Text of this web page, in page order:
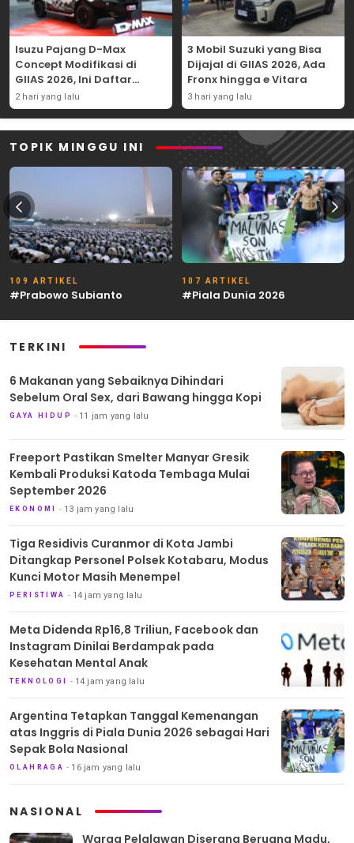
Isuzu Pajang D-Max
Concept Modifikasi di
GIIAS 2026, Ini Daftar
Ubahannya
2 hari yang lalu
3 Mobil Suzuki yang Bisa
Dijajal di GIIAS 2026, Ada
Fronx hingga e Vitara
3 hari yang lalu
TOPIK MINGGU INI
109 ARTIKEL
#Prabowo Subianto
107 ARTIKEL
#Piala Dunia 2026
TERKINI
6 Makanan yang Sebaiknya Dihindari
Sebelum Oral Sex, dari Bawang hingga Kopi
GAYA HIDUP 11 jam yang lalu
Freeport Pastikan Smelter Manyar Gresik
Kembali Produksi Katoda Tembaga Mulai
September 2026
EKONOMI 13 jam yang lalu
Tiga Residivis Curanmor di Kota Jambi
Ditangkap Personel Polsek Kotabaru, Modus
Kunci Motor Masih Menempel
PERISTIWA 14 jam yang lalu
Meta Didenda Rp16,8 Triliun, Facebook dan
Instagram Dinilai Berdampak pada
Kesehatan Mental Anak
TEKNOLOGI 14 jam yang lalu
Argentina Tetapkan Tanggal Kemenangan
atas Inggris di Piala Dunia 2026 sebagai Hari
Sepak Bola Nasional
OLAHRAGA 16 jam yang lalu
NASIONAL
Warga Pelalawan Diserang Beruang Madu,